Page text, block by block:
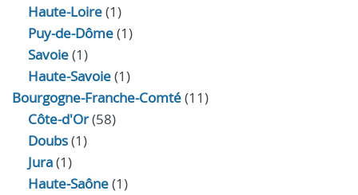
Haute-Loire(1)
Puy-de-Dôme(1)
Savoie(1)
Haute-Savoie(1)
Bourgogne-Franche-Comté(11)
Côte-d'Or(58)
Doubs(1)
Jura(1)
Haute‑Saône(1)